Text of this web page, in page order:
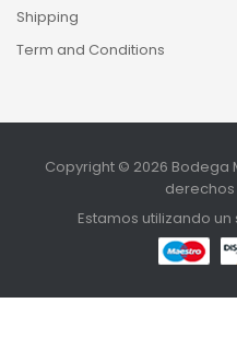
Shipping
Term and Conditions
Copyright © 2026 Bodega
Estamos utilizando